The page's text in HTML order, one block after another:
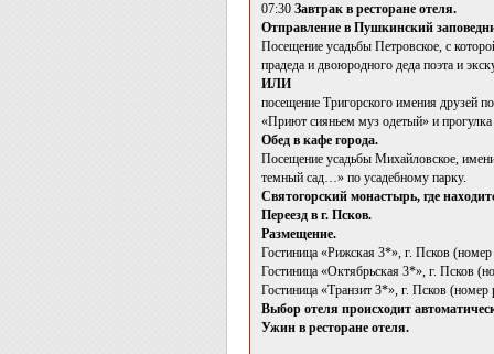
07:30 Завтрак в ресторане отеля.
Отправление в Пушкинский
Посещение усадьбы Петровское, с
прадеда и двоюродного деда поэта и
ИЛИ
посещение Тригорского имения друзей
«Приют сияньем муз одетый» и
Обед в кафе города.
Посещение усадьбы Михайловское,
темный сад…» по усадебному парку.
Святогорский монастырь, где
Переезд в г. Псков.
Размещение.
Гостиница «Рижская 3*», г. Псков (номер
Гостиница «Октябрьская 3*», г. Псков
Гостиница «Транзит 3*», г. Псков (номер
Выбор отеля происходит
Ужин в ресторане отеля.